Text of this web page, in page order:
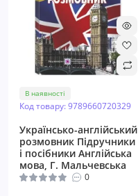
В наявності
Код товару: 9789660720329
Українсько-англійський
розмовник Пiдручники
i посiбники Англійська
мова, Г. Мальчевська
0